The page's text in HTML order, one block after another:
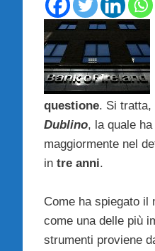
questione. Si tratta,
Dublino, la quale
maggiormente nel
in tre anni.
Come ha spiegato il
come una delle più
strumenti proviene